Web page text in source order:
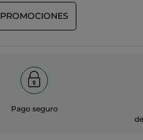
PROMOCIONES
Pago seguro